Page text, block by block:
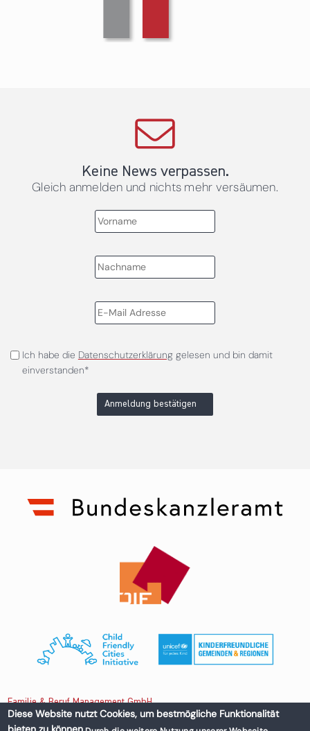
Keine News verpassen.
Gleich anmelden und nichts mehr versäumen.
Ich habe die Datenschutzerklärunggelesen und bin damit
einverstanden*
Anmeldung bestätigen
Familie & Beruf Management GmbH
Diese Website nutzt Cookies, um bestmögliche Funktionalität